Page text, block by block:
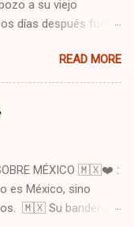
a su viejo
días después fue a
quiere usar el agua,
sonrió y
buscarlo. Iba a
agua de mi pozo, o
mismo tendrá
nervioso y soltó una
tranquilo, estoy
se rió y dijo:
READ MORE
MÉXICO 🇲🇽❤️ :
es México, sino
🇲🇽 Su bandera